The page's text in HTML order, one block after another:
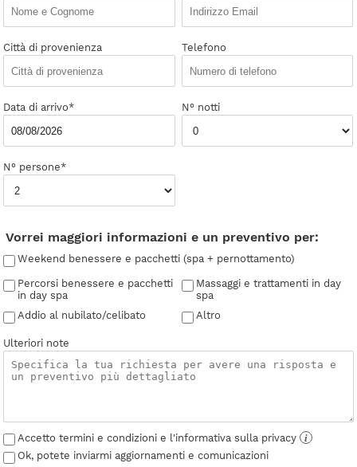
Città di provenienza Telefono
Data di arrivo* N° notti
N° persone*
Vorrei maggiori informazioni e un preventivo per:
Weekend benessere e pacchetti (spa + pernottamento)
Percorsi benessere e pacchetti
in day spa
Massaggi e trattamenti in day
spa
Addio al nubilato/celibato
Altro
Ulteriori note
Accetto termini e condizioni e l'informativa sulla privacy
i
Ok, potete inviarmi aggiornamenti e comunicazioni